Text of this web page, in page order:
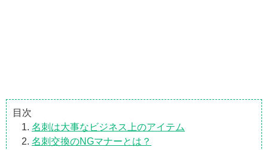
目次
名刺は大事なビジネス上のアイテム
名刺交換のNGマナーとは？